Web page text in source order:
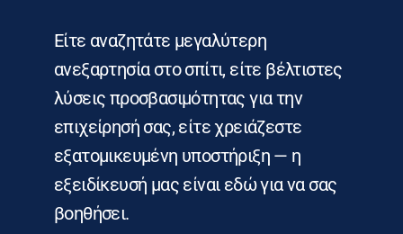
Είτε αναζητάτε μεγαλύτερη
ανεξαρτησία στο σπίτι, είτε βέλτιστες
λύσεις προσβασιμότητας για την
επιχείρησή σας, είτε χρειάζεστε
εξατομικευμένη υποστήριξη — η
εξειδίκευσή μας είναι εδώ για να σας
βοηθήσει.